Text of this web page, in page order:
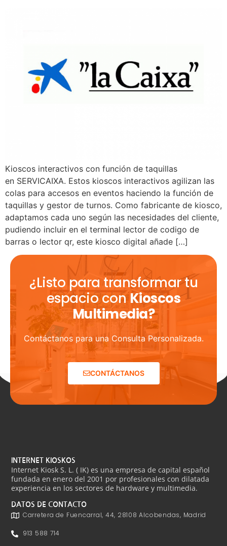
Kioscos interactivos con función de taquillas
en SERVICAIXA. Estos kioscos interactivos agilizan las
colas para accesos en eventos haciendo la función de
taquillas y gestor de turnos. Como fabricante de kiosco,
adaptamos cada uno según las necesidades del cliente,
pudiendo incluir en el terminal lector de codigo de
barras o lector qr, este kiosco digital añade […]
¿Listo para transformar tu
espacio conKioscos
Multimedia?
Contáctanos para una Consulta Personalizada.
CONTÁCTANOS
INTERNET KIOSKOS
Internet Kiosk S. L. ( IK) es una empresa de capital español
fundada en enero del 2001 por profesionales con dilatada
experiencia en los sectores de hardware y multimedia.
DATOS DE CONTACTO
Carretera de Fuencarral, 44, 28108 Alcobendas, Madrid
913 588 714